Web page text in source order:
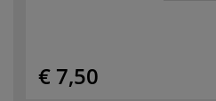
€ 7,50